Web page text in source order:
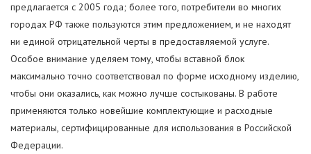
предлагается с 2005 года; более того, потребители во многих
городах РФ также пользуются этим предложением, и не находят
ни единой отрицательной черты в предоставляемой услуге.
Особое внимание уделяем тому, чтобы вставной блок
максимально точно соответствовал по форме исходному изделию,
чтобы они оказались, как можно лучше состыкованы. В работе
применяются только новейшие комплектующие и расходные
материалы, сертифицированные для использования в Российской
Федерации.